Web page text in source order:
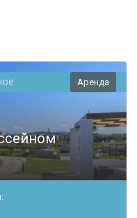
Аренда